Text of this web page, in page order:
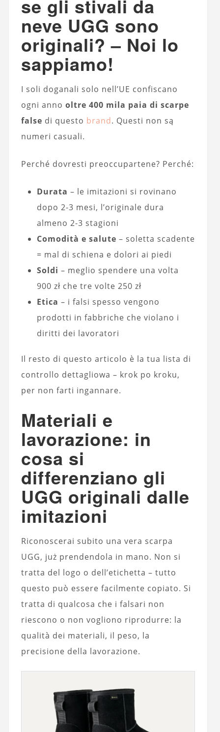
se gli stivali da
neve UGG sono
originali? – Noi lo
sappiamo!
I soli doganali solo nell’UE confiscano
ogni anno oltre 400 mila paia di scarpe
false di questo brand. Questi non są
numeri casuali.
Perché dovresti preoccupartene? Perché:
Durata – le imitazioni si rovinano
dopo 2-3 mesi, l’originale dura
almeno 2-3 stagioni
Comodità e salute – soletta scadente
= mal di schiena e dolori ai piedi
Soldi – meglio spendere una volta
900 zł che tre volte 250 zł
Etica – i falsi spesso vengono
prodotti in fabbriche che violano i
diritti dei lavoratori
Il resto di questo articolo è la tua lista di
controllo dettagliowa – krok po kroku,
per non farti ingannare.
Materiali e
lavorazione: in
cosa si
differenziano gli
UGG originali dalle
imitazioni
Riconoscerai subito una vera scarpa
UGG, już prendendola in mano. Non si
tratta del logo o dell’etichetta – tutto
questo può essere facilmente copiato. Si
tratta di qualcosa che i falsari non
riescono o non vogliono riprodurre: la
qualità dei materiali, il peso, la
precisione della lavorazione.